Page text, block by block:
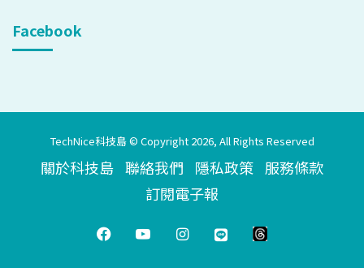
Facebook
TechNice科技島 © Copyright 2026, All Rights Reserved
關於科技島 聯絡我們 隱私政策 服務條款
訂閱電子報